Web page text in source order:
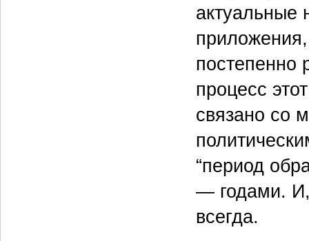
актуальные
постепенно
процесс
связано со
“период
— годами. И,
всегда.